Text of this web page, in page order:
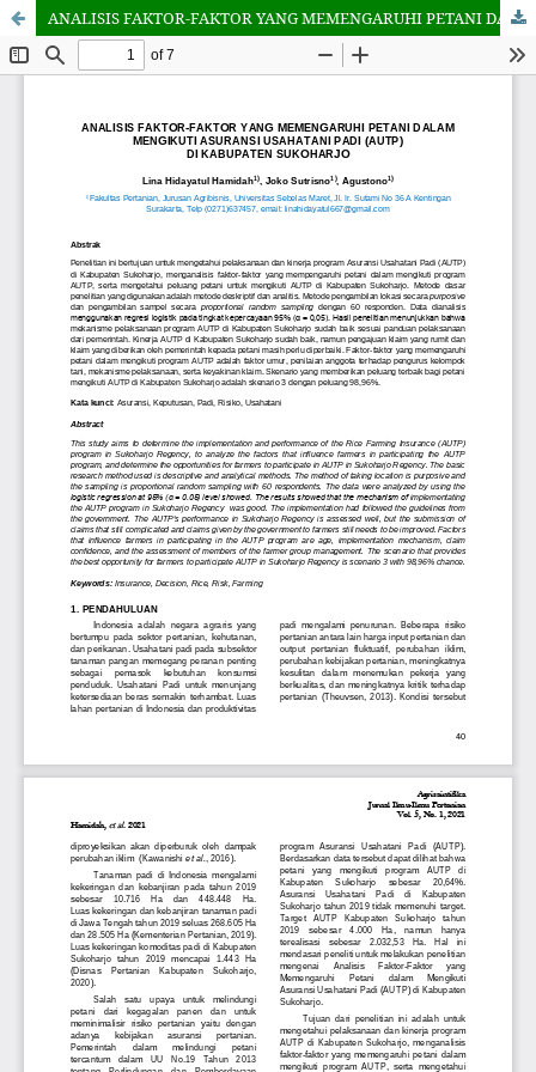
ANALISIS FAKTOR-FAKTOR YANG MEMENGARUHI PETANI DALAM MENGIKUTI ASURANSI USAHATANI PADI (AUTP) DI KABUPATEN SUKOHARJO